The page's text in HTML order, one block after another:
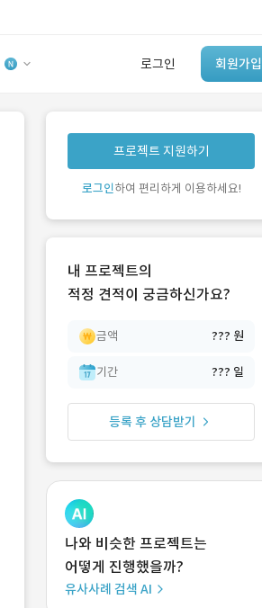
로그인 회원가입
유사사례 검색 AI
‘이런 거’ 만들어본
개발 회사 있어?
프로젝트 지원하기
로그인하여 편리하게 이용하세요!
내 프로젝트의
적정 견적이 궁금하신가요?
금액 ??? 원
기간 ??? 일
등록 후 상담받기
나와 비슷한 프로젝트는
어떻게 진행했을까?
유사사례 검색 AI